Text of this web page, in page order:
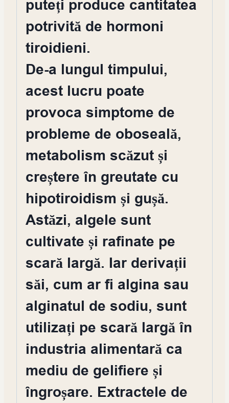
puteți produce cantitatea
potrivită de hormoni
tiroidieni.
De-a lungul timpului,
acest lucru poate
provoca simptome de
probleme de oboseală,
metabolism scăzut și
creștere în greutate cu
hipotiroidism și gușă.
Astăzi, algele sunt
cultivate și rafinate pe
scară largă. Iar derivații
săi, cum ar fi algina sau
alginatul de sodiu, sunt
utilizați pe scară largă în
industria alimentară ca
mediu de gelifiere și
îngroșare. Extractele de